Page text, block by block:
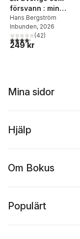
försvann : min
uppväxt på 50-
talet
Hans Bergström
Inbunden, 2026
4,2utav 5 stjärnor.
(42)
249 kr
Mina sidor
Hjälp
Om Bokus
Populärt